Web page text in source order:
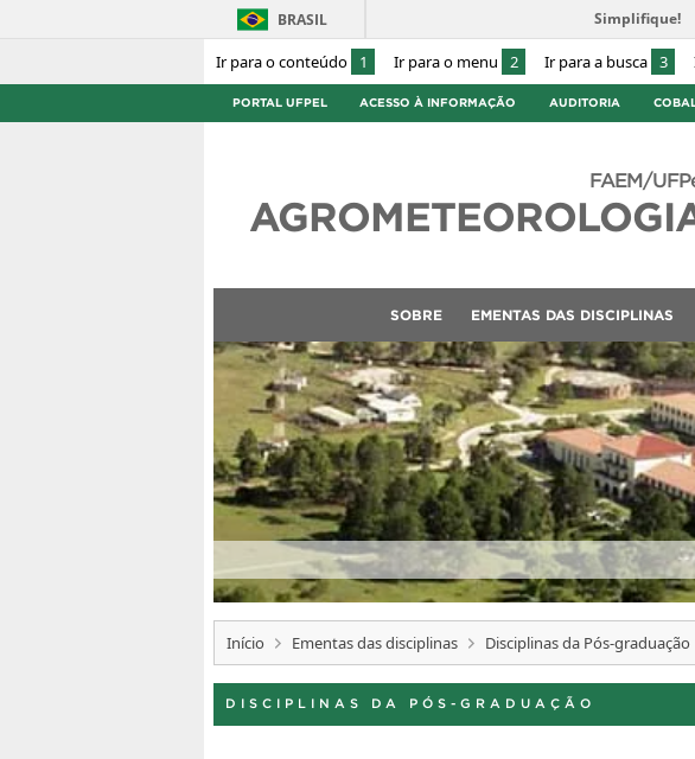
Ir para o conteúdo 1 Ir para o menu 2 Ir para a busca 3
BRASIL Simplifique!
PORTAL UFPEL ACESSO À INFORMAÇÃO AUDITORIA
FAEM/
SOBRE EMENTAS DAS DISCIPLINAS
Início Ementas das disciplinas Disciplinas da Pós-graduação
DISCIPLINAS DA PÓS-GRADUAÇÃO